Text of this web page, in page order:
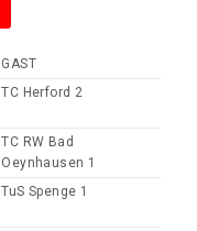
GAST
TC Herford 2
TC RW Bad
Oeynhausen 1
TuS Spenge 1